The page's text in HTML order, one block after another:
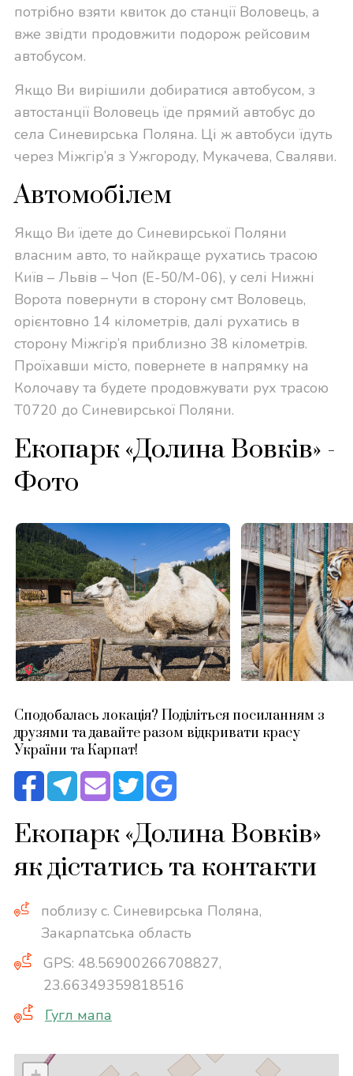
потрібно взяти квиток до станції Воловець, а
вже звідти продовжити подорож рейсовим
автобусом.
Якщо Ви вирішили добиратися автобусом, з
автостанції Воловець їде прямий автобус до
села Синевирська Поляна. Ці ж автобуси їдуть
через Міжгір’я з Ужгороду, Мукачева, Сваляви.
Автомобілем
Якщо Ви їдете до Синевирської Поляни
власним авто, то найкраще рухатись трасою
Київ – Львів – Чоп (Е-50/М-06), у селі Нижні
Ворота повернути в сторону смт Воловець,
орієнтовно 14 кілометрів, далі рухатись в
сторону Міжгір’я приблизно 38 кілометрів.
Проїхавши місто, повернете в напрямку на
Колочаву та будете продовжувати рух трасою
Т0720 до Синевирської Поляни.
Екопарк «Долина Вовків» -
Фото
Сподобалась локація? Поділіться посиланням з
друзями та давайте разом відкривати красу
України та Карпат!
Екопарк «Долина Вовків»
як дістатись та контакти
поблизу с. Синевирська Поляна,
Закарпатська область
GPS: 48.56900266708827,
23.66349359818516
Гугл мапа